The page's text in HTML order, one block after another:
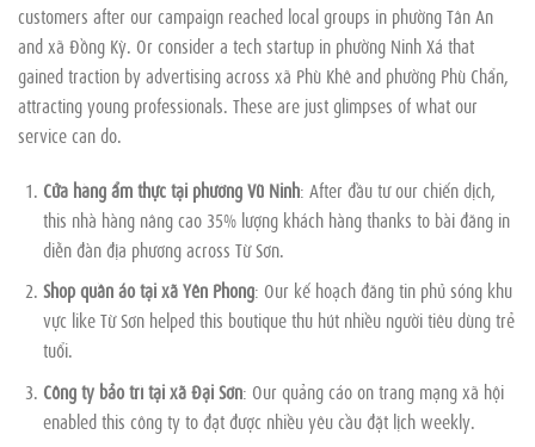
customers after our campaign reached local groups in phường Tân An
and xã Đồng Kỳ. Or consider a tech startup in phường Ninh Xá that
gained traction by advertising across xã Phù Khê and phường Phù Chẩn,
attracting young professionals. These are just glimpses of what our
service can do.
Cửa hàng ẩm thực tại phường Vũ Ninh: After đầu tư our chiến dịch,
this nhà hàng nâng cao 35% lượng khách hàng thanks to bài đăng in
diễn đàn địa phương across Từ Sơn.
Shop quần áo tại xã Yên Phong: Our kế hoạch đăng tin phủ sóng khu
vực like Từ Sơn helped this boutique thu hút nhiều người tiêu dùng trẻ
tuổi.
Công ty bảo trì tại xã Đại Sơn: Our quảng cáo on trang mạng xã hội
enabled this công ty to đạt được nhiều yêu cầu đặt lịch weekly.